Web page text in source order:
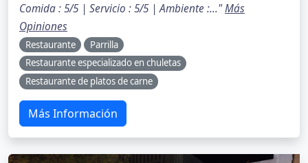
Comida : 5/5 | Servicio : 5/5 | Ambiente :..."Más
Opiniones
Restaurante
Parrilla
Restaurante especializado en chuletas
Restaurante de platos de carne
Más Información